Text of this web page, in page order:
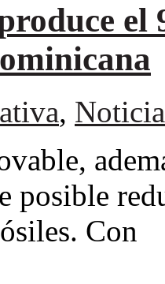
el
,
posible
Con